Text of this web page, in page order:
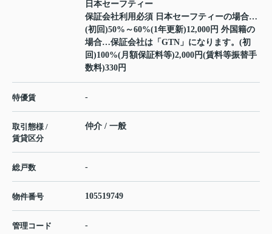
日本セーフティー
保証会社利用必須 日本セーフティーの場合…
(初回)50%～60%(1年更新)12,000円 外国籍の
場合…保証会社は「GTN」になります。(初
回)100%(月額保証料等)2,000円(賃料等振替手
数料)330円
特優賃 -
取引態様 /
賃貸区分
仲介 / 一般
総戸数 -
物件番号 105519749
管理コード -